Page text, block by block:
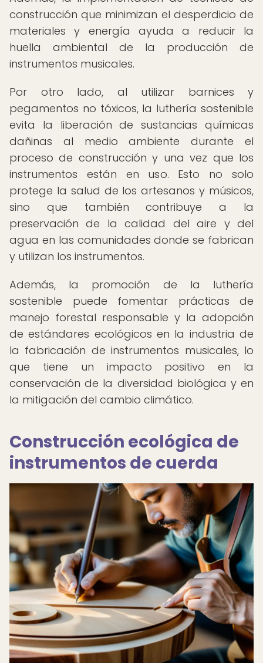
construcción que minimizan el desperdicio de
materiales y energía ayuda a reducir la
huella ambiental de la producción de
instrumentos musicales.
Por otro lado, al utilizar barnices y
pegamentos no tóxicos, la luthería sostenible
evita la liberación de sustancias químicas
dañinas al medio ambiente durante el
proceso de construcción y una vez que los
instrumentos están en uso. Esto no solo
protege la salud de los artesanos y músicos,
sino que también contribuye a la
preservación de la calidad del aire y del
agua en las comunidades donde se fabrican
y utilizan los instrumentos.
Además, la promoción de la luthería
sostenible puede fomentar prácticas de
manejo forestal responsable y la adopción
de estándares ecológicos en la industria de
la fabricación de instrumentos musicales, lo
que tiene un impacto positivo en la
conservación de la diversidad biológica y en
la mitigación del cambio climático.
Construcción ecológica de
instrumentos de cuerda